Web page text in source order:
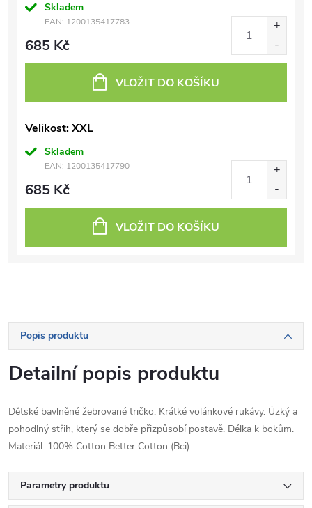
Skladem
EAN: 1200135417783
685 Kč
VLOŽIT DO KOŠÍKU
Velikost: XXL
Skladem
EAN: 1200135417790
685 Kč
VLOŽIT DO KOŠÍKU
Popis produktu
Detailní popis produktu
Dětské bavlněné žebrované tričko. Krátké volánkové rukávy. Úzký a
pohodlný střih, který se dobře přizpůsobí postavě. Délka k bokům.
Materiál: 100% Cotton Better Cotton (Bci)
Parametry produktu